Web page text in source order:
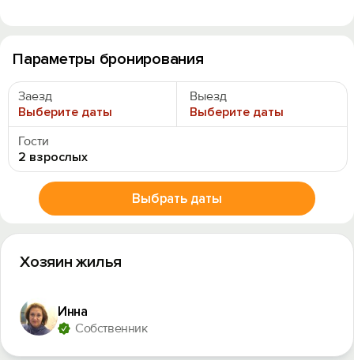
Параметры бронирования
Заезд
Выберите даты
Выезд
Выберите даты
Гости
2 взрослых
Выбрать даты
Хозяин жилья
Инна
Собственник